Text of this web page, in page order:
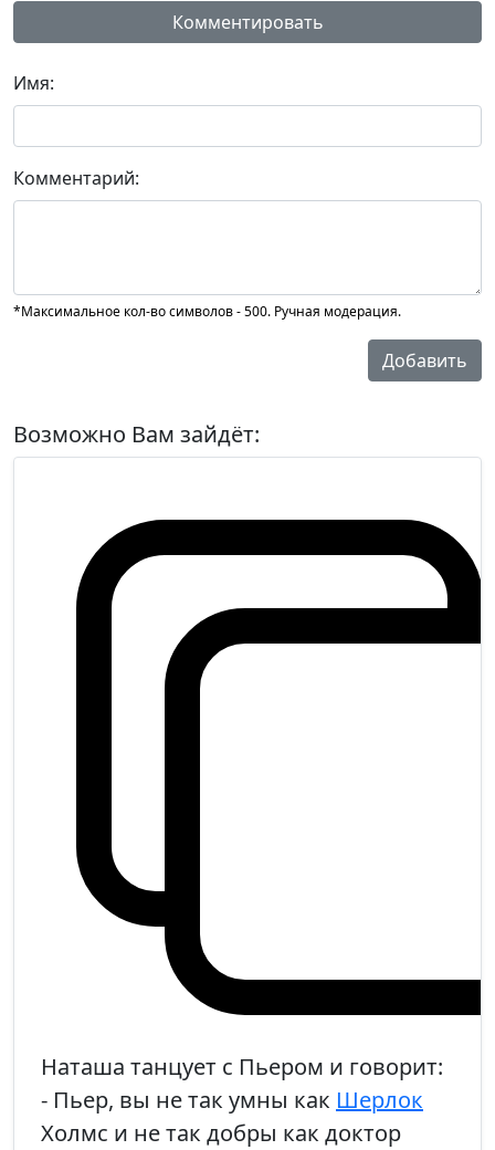
Комментировать
Имя:
Комментарий:
*Максимальное кол-во символов - 500. Ручная модерация.
Добавить
Возможно Вам зайдёт:
Наташа танцует с Пьером и говорит:
- Пьер, вы не так умны как Шерлок
Холмс и не так добры как доктор